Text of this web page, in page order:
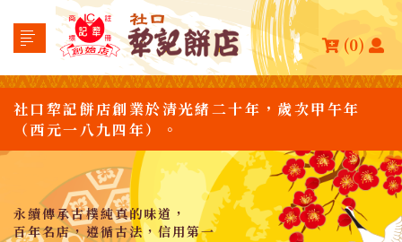
(0)
社口犂記餅店創業於清光緒二十年，歲次甲午年
（西元一八九四年）。
永續傳承古樸純真的味道，
百年名店，遵循古法，信用第一